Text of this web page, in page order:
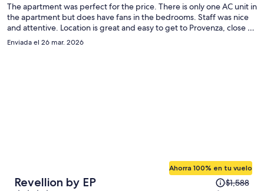
$750,867
por
persona
The apartment was perfect for the price. There is only one AC unit in
the apartment but does have fans in the bedrooms. Staff was nice
and attentive. Location is great and easy to get to Provenza, close to
multiple Pharmacy's.
Enviada el 26 mar. 2026
Revellion by EP
Ahorra 100% en tu vuelo
El $1,588